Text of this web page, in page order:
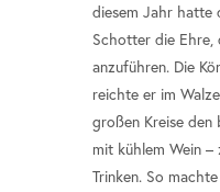
diesem Jahr hatte
Schotter die Ehre,
anzuführen. Die
reichte er im
großen Kreise den
mit kühlem Wein –
Trinken. So